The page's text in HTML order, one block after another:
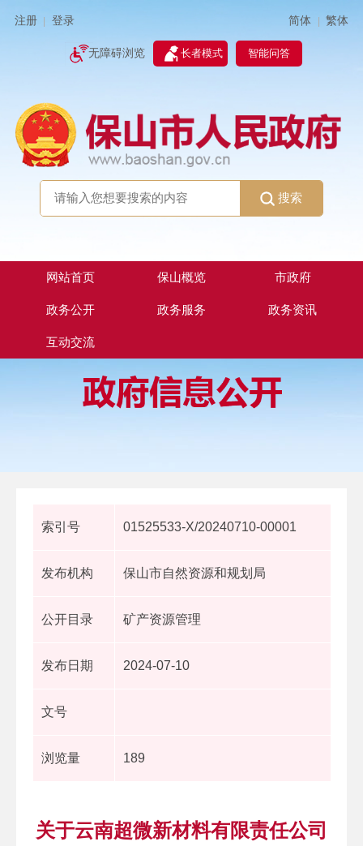
注册 登录 简体 | 繁体
无障碍浏览 长者模式 智能问答
搜索
网站首页 保山概览 市政府
政务公开 政务服务 政务资讯
互动交流
索引号 01525533-X/20240710-00001
发布机构 保山市自然资源和规划局
公开目录 矿产资源管理
发布日期 2024-07-10
文号
浏览量 189
关于云南超微新材料有限责任公司